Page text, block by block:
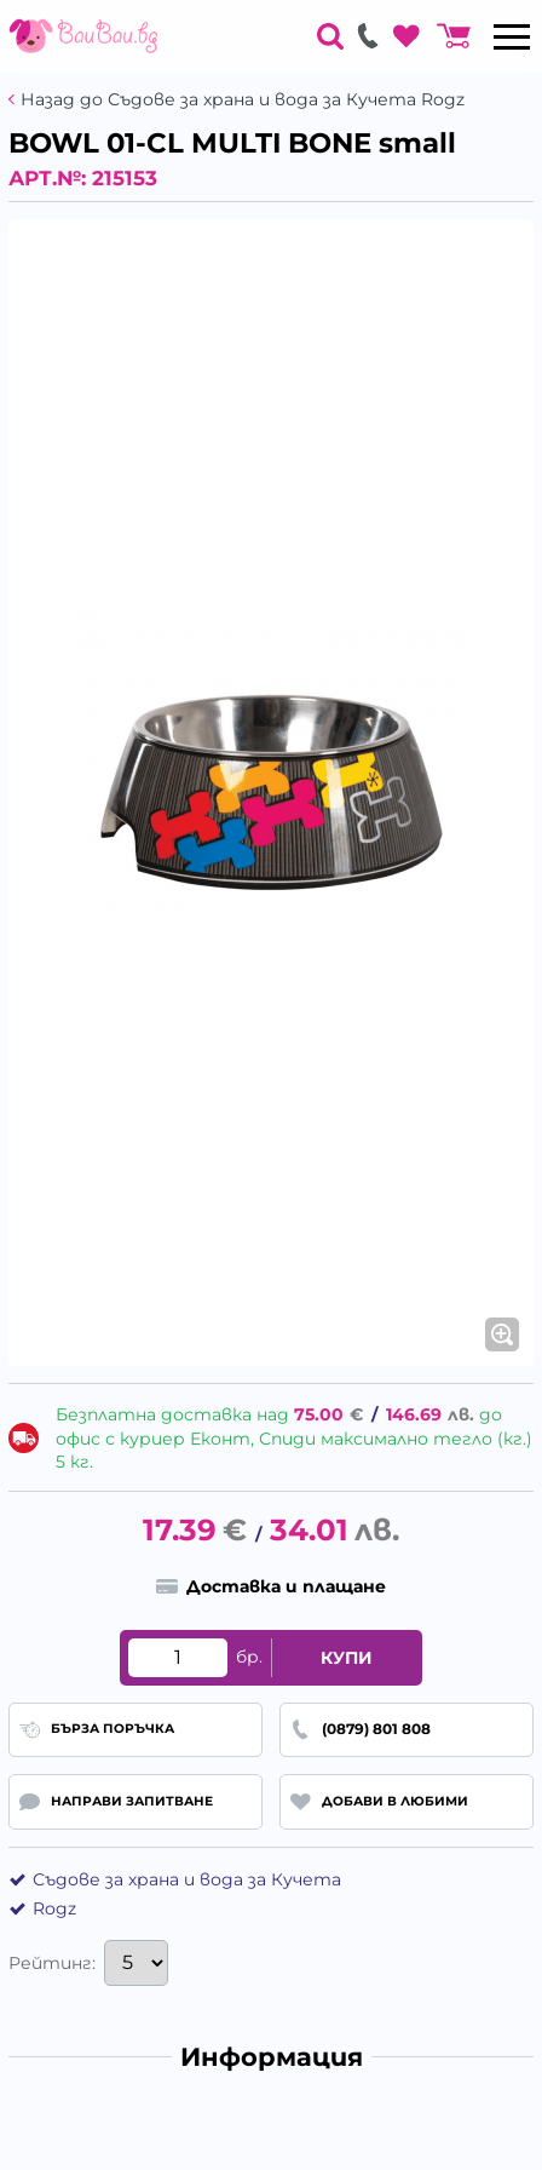
Назад до Съдове за храна и вода за Кучета Rogz
BOWL 01-CL MULTI BONE small
АРТ.№: 215153
Безплатна доставка над 75.00 € / 146.69 лв. до
офис с куриер Еконт, Спиди максимално тегло (кг.)
5 кг.
17.39 € / 34.01 лв.
Доставка и плащане
бр. КУПИ
БЪРЗА ПОРЪЧКА (0879) 801 808
НАПРАВИ ЗАПИТВАНЕ ДОБАВИ В ЛЮБИМИ
Съдове за храна и вода за Кучета
Rogz
Рейтинг:
Информация